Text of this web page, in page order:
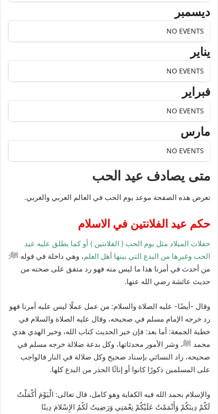
ديسمبر
NO EVENTS
يناير
NO EVENTS
فبراير
NO EVENTS
مارس
NO EVENTS
متى يصادف عيد الحب
تعرض هذه الصفحة موعد يوم الحب في العالم العربي والغربي.
حكم عيد الفلانتين في الاسلام
حفلات الميلاد مثل يوم الحب ( الفلانتين ) أو كما يطلق عليه عيد
الحب وغيرها من البدع التي بينها أهل العلم، وهي داخلة في قوله ﷺ:
من أحدث في أمرنا هذا ما ليس منه فهو رد متفق على صحته من
حديث عائشة رضي الله عنها.
وقال -أيضًا- عليه الصلاة والسلام: من عمل عملًا ليس عليه أمرنا فهو
رد خرجه الإمام مسلم في صحيحه، وقال عليه الصلاة والسلام في
خطبة الجمعة: أما بعد: فإن خير الحديث كتاب الله، وخير الهدي هدي
محمد ﷺ، وشر الأمور محدثاتها، وكل بدعة ضلالة خرجه مسلم في
صحيحه، زاد النسائي بإسناد صحيح وكل ضلالة في النار فالواجب
على المسلمين ذكورًا كانوا أو إناثًا الحذر من البدع كلها.
والإسلام بحمد الله فيه الكفاية وهو كامل، قال تعالى: الْيَوْمَ أَكْمَلْتُ
لَكُمْ دِينَكُمْ وَأَتْمَمْتُ عَلَيْكُمْ نِعْمَتِي وَرَضِيتُ لَكُمُ الإِسْلامَ دِينًا